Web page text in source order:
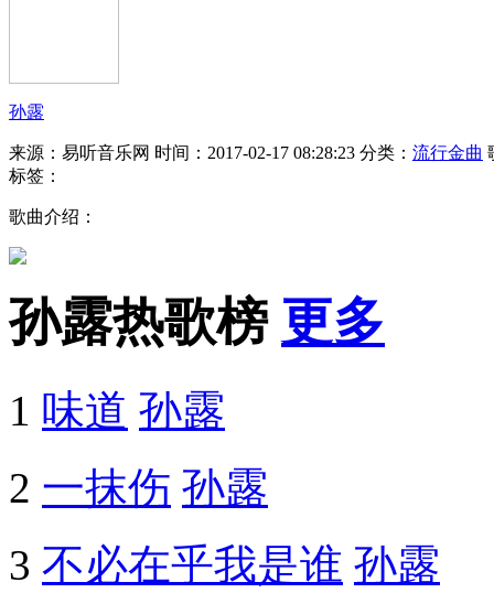
孙露
来源：易听音乐网 时间：2017-02-17 08:28:23 分类： 流行金曲
标签：
歌曲介绍：
孙露热歌榜 更多
1 味道 孙露
2 一抹伤 孙露
3 不必在乎我是谁 孙露